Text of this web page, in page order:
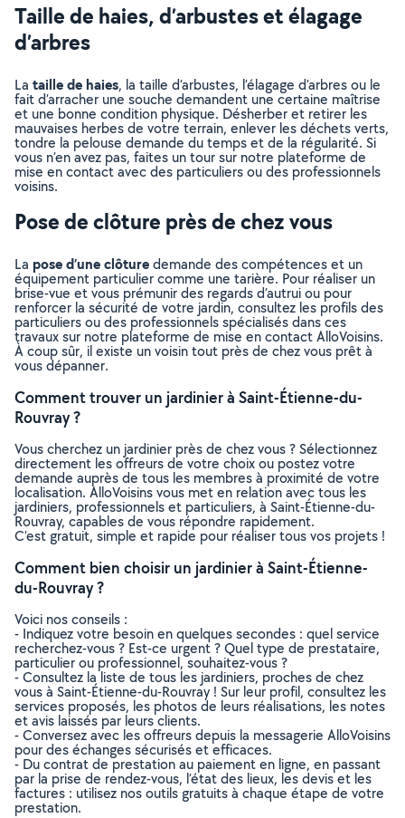
Taille de haies, d’arbustes et élagage
d’arbres
La taille de haies, la taille d’arbustes, l’élagage d’arbres ou le
fait d’arracher une souche demandent une certaine maîtrise
et une bonne condition physique. Désherber et retirer les
mauvaises herbes de votre terrain, enlever les déchets verts,
tondre la pelouse demande du temps et de la régularité. Si
vous n’en avez pas, faites un tour sur notre plateforme de
mise en contact avec des particuliers ou des professionnels
voisins.
Pose de clôture près de chez vous
La pose d’une clôturedemande des compétences et un
équipement particulier comme une tarière. Pour réaliser un
brise-vue et vous prémunir des regards d’autrui ou pour
renforcer la sécurité de votre jardin, consultez les profils des
particuliers ou des professionnels spécialisés dans ces
travaux sur notre plateforme de mise en contact AlloVoisins.
À coup sûr, il existe un voisin tout près de chez vous prêt à
vous dépanner.
Comment trouver un jardinier à Saint-Étienne-du-
Rouvray ?
Vous cherchez un jardinier près de chez vous ? Sélectionnez
directement les offreurs de votre choix ou postez votre
demande auprès de tous les membres à proximité de votre
localisation. AlloVoisins vous met en relation avec tous les
jardiniers, professionnels et particuliers, à Saint-Étienne-du-
Rouvray, capables de vous répondre rapidement.
C’est gratuit, simple et rapide pour réaliser tous vos projets !
Comment bien choisir un jardinier à Saint-Étienne-
du-Rouvray ?
Voici nos conseils :
- Indiquez votre besoin en quelques secondes : quel service
recherchez-vous ? Est-ce urgent ? Quel type de prestataire,
particulier ou professionnel, souhaitez-vous ?
- Consultez la liste de tous les jardiniers, proches de chez
vous à Saint-Étienne-du-Rouvray ! Sur leur profil, consultez les
services proposés, les photos de leurs réalisations, les notes
et avis laissés par leurs clients.
- Conversez avec les offreurs depuis la messagerie AlloVoisins
pour des échanges sécurisés et efficaces.
- Du contrat de prestation au paiement en ligne, en passant
par la prise de rendez-vous, l’état des lieux, les devis et les
factures : utilisez nos outils gratuits à chaque étape de votre
prestation.